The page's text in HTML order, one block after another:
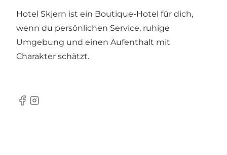
Hotel Skjern ist ein Boutique-Hotel für dich,
wenn du persönlichen Service, ruhige
Umgebung und einen Aufenthalt mit
Charakter schätzt.
Facebook
Instagram